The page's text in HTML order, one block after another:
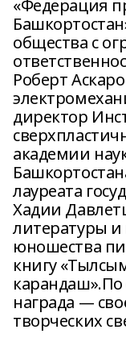
«Федерация
общества с
Роберт
директор
академии
лауреата
Хадии
литературы и
юношества
книгу
карандаш».По
награда —
творческих